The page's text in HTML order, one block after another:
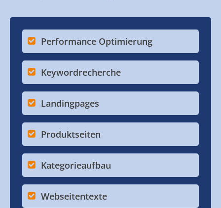
Performance Optimierung
Keywordrecherche
Landingpages
Produktseiten
Kategorieaufbau
Webseitentexte